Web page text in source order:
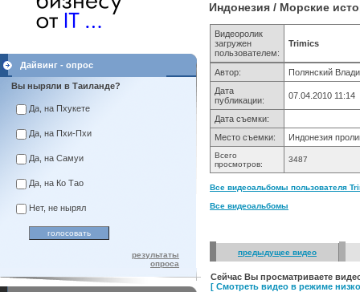
Дайвинг - опрос
Вы ныряли в Таиланде?
Да, на Пхукете
Да, на Пхи-Пхи
Да, на Самуи
Да, на Ко Тао
Нет, не нырял
результаты
опроса
Индонезия / Морские
Видеоролик
загружен
пользователем:
Trimics
Автор:
Полянский
Дата
публикации:
07.04.2010 11:14
Дата съемки:
Место съемки:
Индонезия
Всего
просмотров:
3487
Все видеоальбомы пользователя
Все видеоальбомы
предыдущее видео
Сейчас Вы просматриваете
[ Смотреть видео в режиме